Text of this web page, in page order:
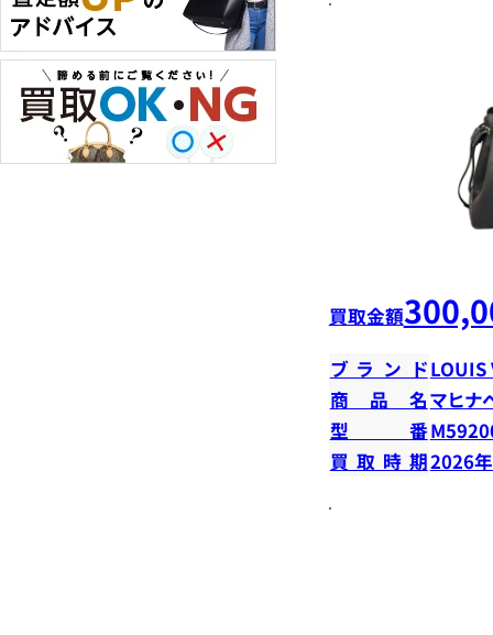
買取金額
ブランドLOUIS
商品名マヒナ
型番
買取時期2026